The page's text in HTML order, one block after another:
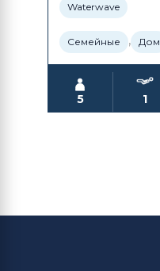
Waterwave
Семейные , Дом
5 1